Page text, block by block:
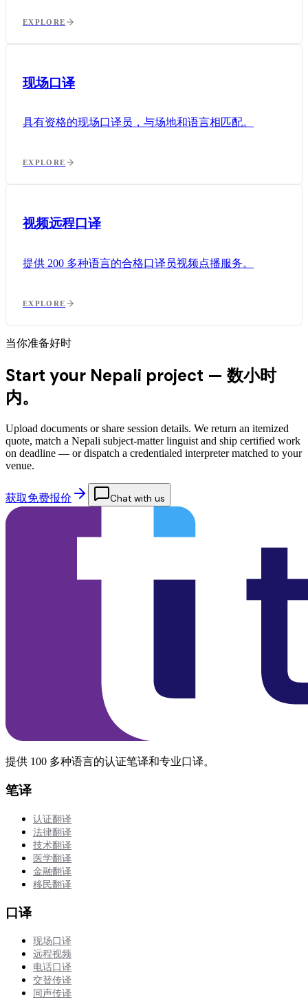
EXPLORE
现场口译
具有资格的现场口译员，与场地和语言相匹配。
EXPLORE
视频远程口译
提供 200 多种语言的合格口译员视频点播服务。
EXPLORE
当你准备好时
Start your Nepali project — 数小时
内。
Upload documents or share session details. We return an itemized
quote, match a Nepali subject-matter linguist and ship certified work
on deadline — or dispatch a credentialed interpreter matched to your
venue.
获取免费报价 Chat with us
提供 100 多种语言的认证笔译和专业口译。
笔译
认证翻译
法律翻译
技术翻译
医学翻译
金融翻译
移民翻译
口译
现场口译
远程视频
电话口译
交替传译
同声传译